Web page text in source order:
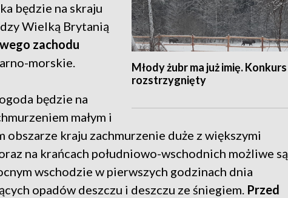
Młody żubr ma już imię. Konkurs
rozstrzygnięty
będzie na skraju
Wielką Brytanią
zachodu
morskie.
będzie na
małym i
obszarze kraju zachmurzenie duże z większymi
na krańcach południowo-wschodnich możliwe są
wschodzie w pierwszych godzinach dnia
opadów deszczu i deszczu ze śniegiem. Przed